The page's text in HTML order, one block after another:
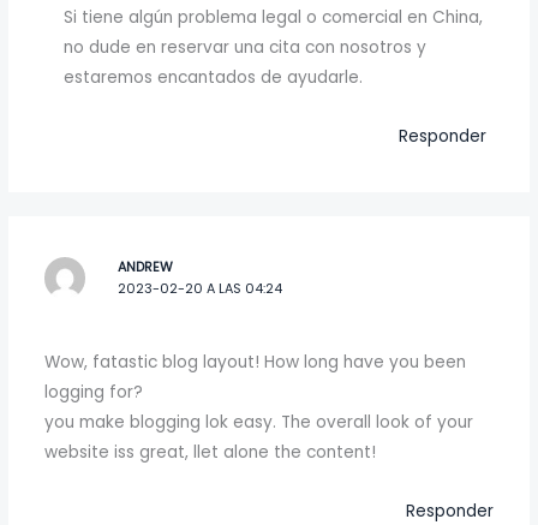
Si tiene algún problema legal o comercial en China,
no dude en reservar una cita con nosotros y
estaremos encantados de ayudarle.
Responder
ANDREW
2023-02-20 A LAS 04:24
Wow, fatastic blog layout! How long have you been
logging for?
you make blogging lok easy. The overall look of your
website iss great, llet alone the content!
Responder